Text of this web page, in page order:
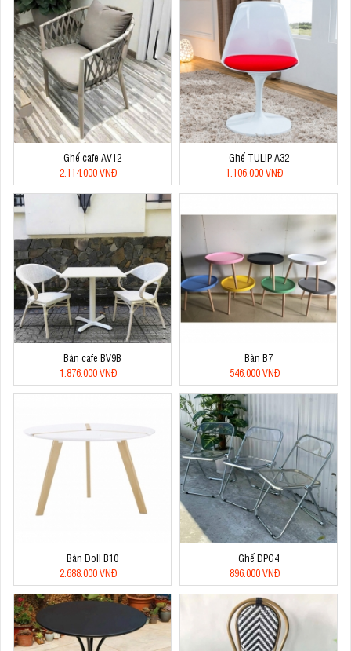
Ghế cafe AV12
2.114.000 VNĐ
Ghế TULIP A32
1.106.000 VNĐ
Bàn cafe BV9B
1.876.000 VNĐ
Bàn B7
546.000 VNĐ
Bàn Doll B10
2.688.000 VNĐ
Ghế DPG4
896.000 VNĐ